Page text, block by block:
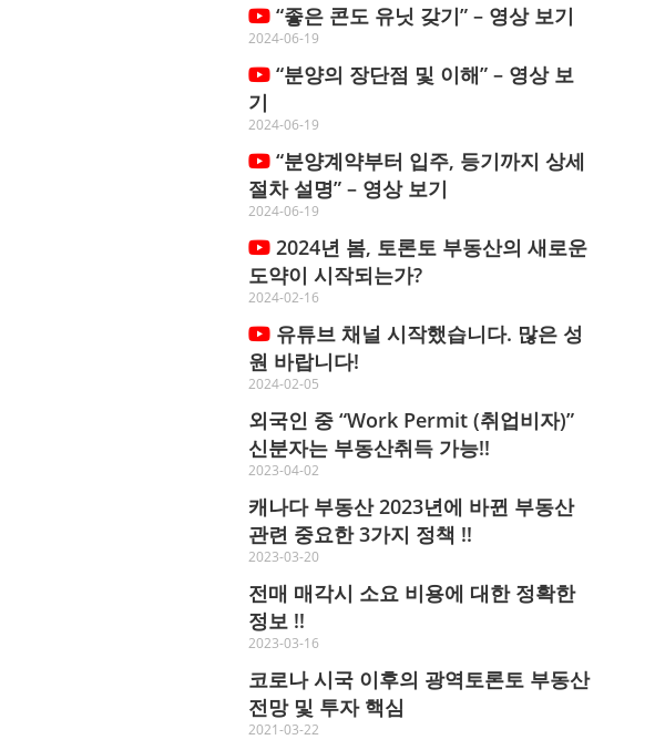
“좋은 콘도 유닛 갖기” – 영상 보기
2024-06-19
“분양의 장단점 및 이해” – 영상 보
기
2024-06-19
“분양계약부터 입주, 등기까지 상세
절차 설명” – 영상 보기
2024-06-19
2024년 봄, 토론토 부동산의 새로운
도약이 시작되는가?
2024-02-16
유튜브 채널 시작했습니다. 많은 성
원 바랍니다!
2024-02-05
외국인 중 “Work Permit (취업비자)”
신분자는 부동산취득 가능!!
2023-04-02
캐나다 부동산 2023년에 바뀐 부동산
관련 중요한 3가지 정책 !!
2023-03-20
전매 매각시 소요 비용에 대한 정확한
정보 !!
2023-03-16
코로나 시국 이후의 광역토론토 부동산
전망 및 투자 핵심
2021-03-22